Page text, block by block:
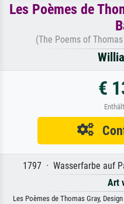
Les Poèmes de
(The Poems of
€
1797 · Wasserfarbe auf
Art
Les Poèmes de Thomas Gray,